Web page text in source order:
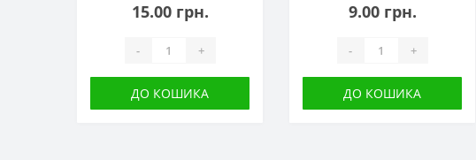
15.00 грн.
- +
ДО КОШИКА
9.00 грн.
- +
ДО КОШИКА